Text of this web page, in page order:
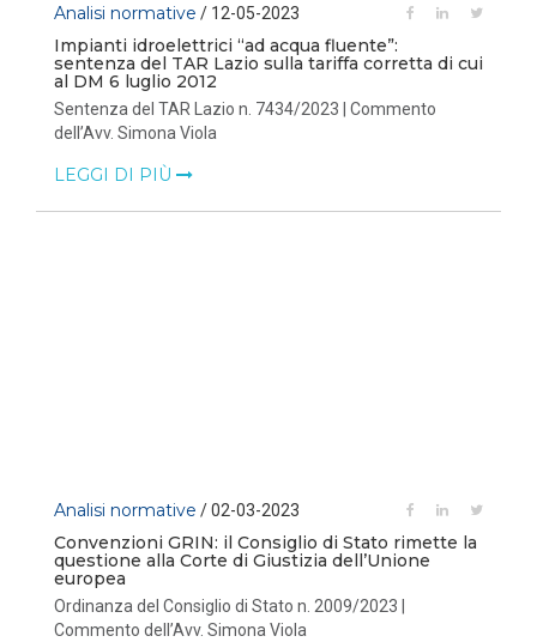
Analisi normative / 12-05-2023
Impianti idroelettrici “ad acqua fluente”:
sentenza del TAR Lazio sulla tariffa corretta di cui
al DM 6 luglio 2012
Sentenza del TAR Lazio n. 7434/2023 | Commento
dell’Avv. Simona Viola
LEGGI DI PIÙ
Analisi normative / 02-03-2023
Convenzioni GRIN: il Consiglio di Stato rimette la
questione alla Corte di Giustizia dell’Unione
europea
Ordinanza del Consiglio di Stato n. 2009/2023 |
Commento dell’Avv. Simona Viola